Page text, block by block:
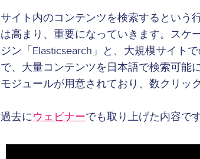
サイト内のコンテンツを検索するという
は高まり、重要になっていきます。スケ
ジン「Elasticsearch」と、大規模サイト
で、大量コンテンツを日本語で検索可能
モジュールが用意されており、数クリッ
過去にウェビナーでも取り上げた内容で